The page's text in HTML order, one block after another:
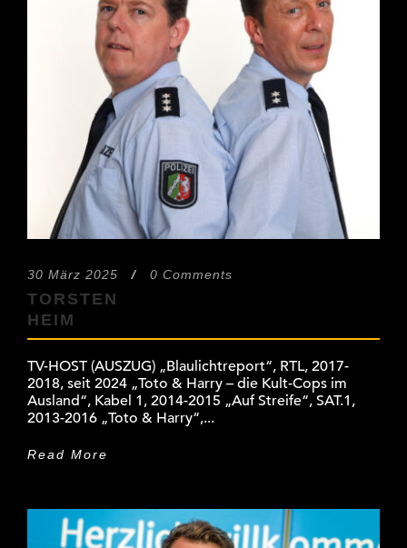
30 März 2025 / 0 Comments
TORSTEN
HEIM
TV-HOST (AUSZUG) „Blaulichtreport“, RTL, 2017-
2018, seit 2024 „Toto & Harry – die Kult-Cops im
Ausland“, Kabel 1, 2014-2015 „Auf Streife“, SAT.1,
2013-2016 „Toto & Harry“,...
Read More